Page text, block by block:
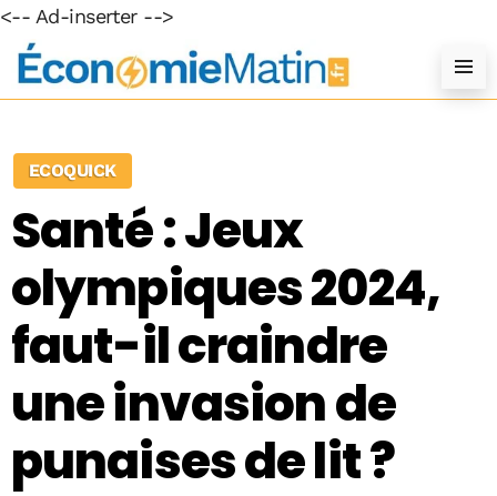
<-- Ad-inserter -->
ECOQUICK
Santé : Jeux
olympiques 2024,
faut-il craindre
une invasion de
punaises de lit ?